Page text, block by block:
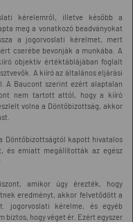
kérelemről, illetve később a
meg a vonatkozó beadványokat
a jogorvoslati kérelmet, mert
cserébe bevonják a munkába. A
objektív értéktáblájában foglalt
A kiíró az általános eljárási
A Baucont szerint ezért alaptalan
nem tartott attól, hogy a kiíró
volna a Döntőbizottság, akkor
Döntőbizottságtól kapott hivatalos
és emiatt megállították az egész
amikor úgy érezték, hogy
eredményt, akkor felvetődött a
jogorvoslati kérelme, és egyéb
biztos, hogy véget ér. Ezért egyszer